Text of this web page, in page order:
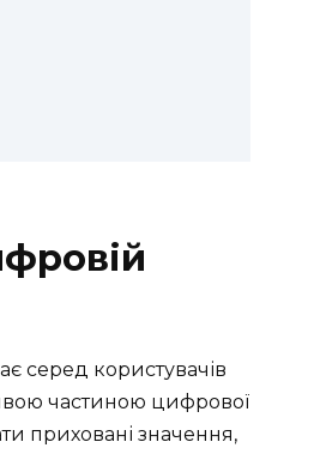
серед користувачів
частиною цифрової
приховані значення,